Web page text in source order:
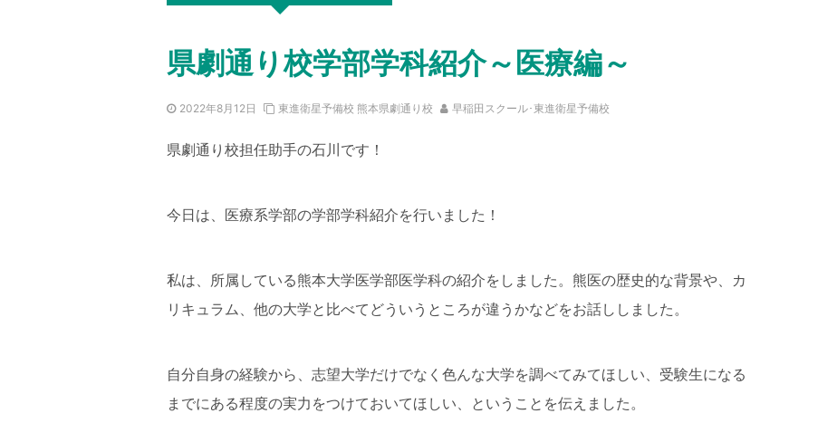
県劇通り校学部学科紹介～医療編～
2022年8月12日 東進衛星予備校 熊本県劇通り校 早稲田スクール･東進衛星予備校
県劇通り校担任助手の石川です！
今日は、医療系学部の学部学科紹介を行いました！
私は、所属している熊本大学医学部医学科の紹介をしました。熊医の歴史的な背景や、カ
リキュラム、他の大学と比べてどういうところが違うかなどをお話ししました。
自分自身の経験から、志望大学だけでなく色んな大学を調べてみてほしい、受験生になる
までにある程度の実力をつけておいてほしい、ということを伝えました。